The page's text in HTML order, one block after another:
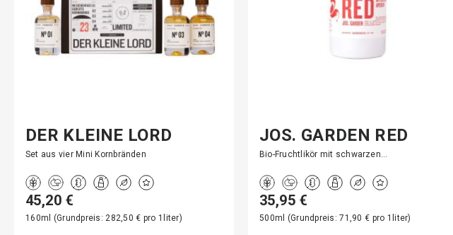
DER KLEINE LORD
Set aus vier Mini Kornbränden
45,20 €
160ml (Grundpreis: 282,50 € pro 1liter)
JOS. GARDEN RED
BITTER
Bio-Fruchtlikör mit schwarzen…
35,95 €
500ml (Grundpreis: 71,90 € pro 1liter)